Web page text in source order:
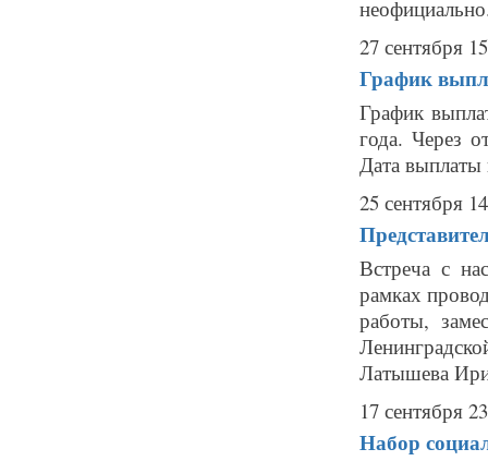
27 сентября
График
График
года. Через
Дата выплаты
25 сентября
Встреча с
рамках
работы,
Латышева
17 сентября
Набор